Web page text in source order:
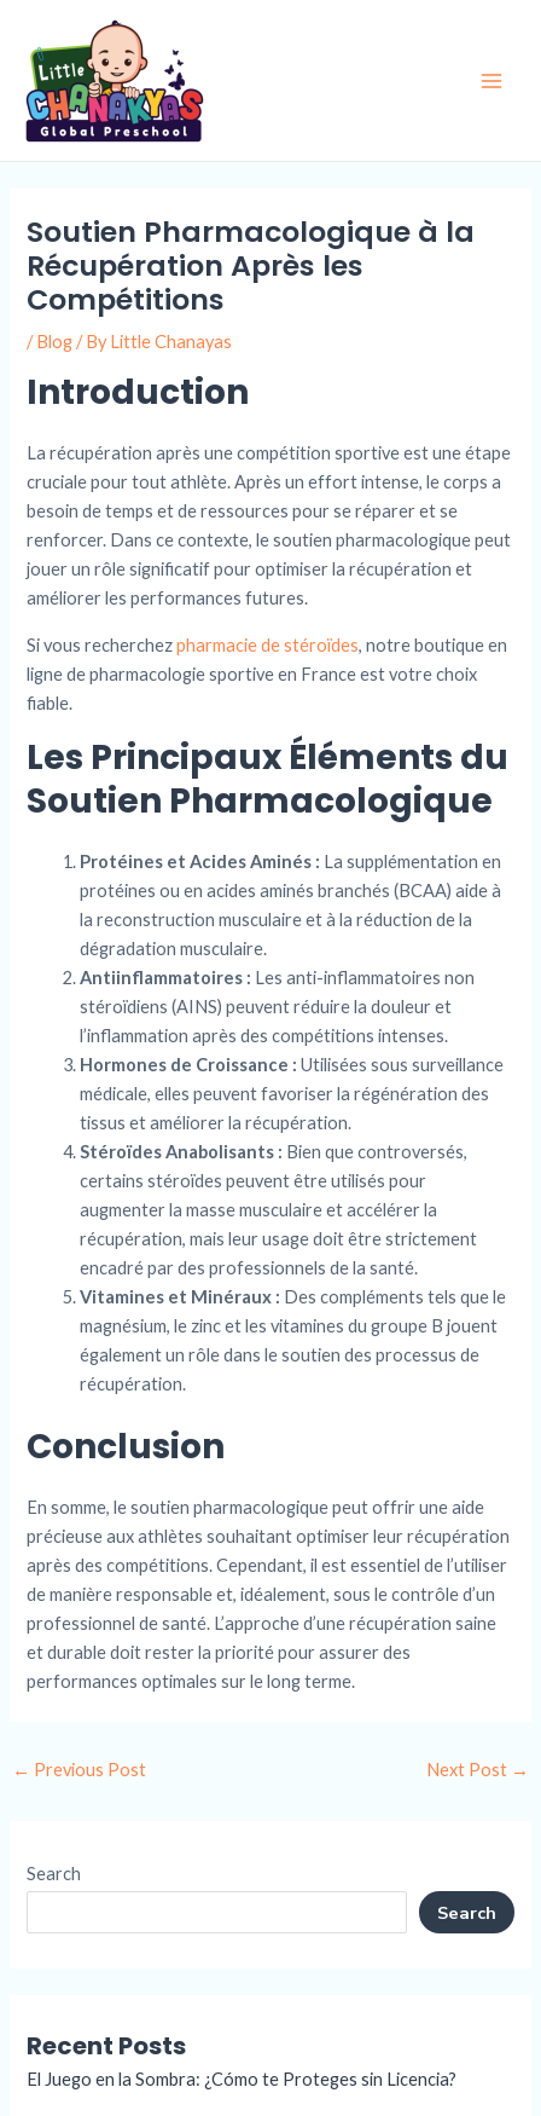
content
Soutien Pharmacologique à la
Récupération Après les
Compétitions
/Blog/ ByLittle Chanayas
Introduction
La récupération après une compétition sportive est une étape
cruciale pour tout athlète. Après un effort intense, le corps a
besoin de temps et de ressources pour se réparer et se
renforcer. Dans ce contexte, le soutien pharmacologique peut
jouer un rôle significatif pour optimiser la récupération et
améliorer les performances futures.
Si vous recherchezpharmacie de stéroïdes, notre boutique en
ligne de pharmacologie sportive en France est votre choix
fiable.
Les Principaux Éléments du
Soutien Pharmacologique
Protéines et Acides Aminés : La supplémentation en
protéines ou en acides aminés branchés (BCAA) aide à
la reconstruction musculaire et à la réduction de la
dégradation musculaire.
Antiinflammatoires : Les anti-inflammatoires non
stéroïdiens (AINS) peuvent réduire la douleur et
l’inflammation après des compétitions intenses.
Hormones de Croissance : Utilisées sous surveillance
médicale, elles peuvent favoriser la régénération des
tissus et améliorer la récupération.
Stéroïdes Anabolisants : Bien que controversés,
certains stéroïdes peuvent être utilisés pour
augmenter la masse musculaire et accélérer la
récupération, mais leur usage doit être strictement
encadré par des professionnels de la santé.
Vitamines et Minéraux : Des compléments tels que le
magnésium, le zinc et les vitamines du groupe B jouent
également un rôle dans le soutien des processus de
récupération.
Conclusion
En somme, le soutien pharmacologique peut offrir une aide
précieuse aux athlètes souhaitant optimiser leur récupération
après des compétitions. Cependant, il est essentiel de l’utiliser
de manière responsable et, idéalement, sous le contrôle d’un
professionnel de santé. L’approche d’une récupération saine
et durable doit rester la priorité pour assurer des
performances optimales sur le long terme.
navigation
← Previous Post Next Post →
Search
Search
Recent Posts
El Juego en la Sombra: ¿Cómo te Proteges sin Licencia?